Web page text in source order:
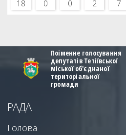
18 0 0 2 7
Поіменне голосування
депутатів Тетіївської
міської об'єднаної
територіальної
громади
РАДА
Голова